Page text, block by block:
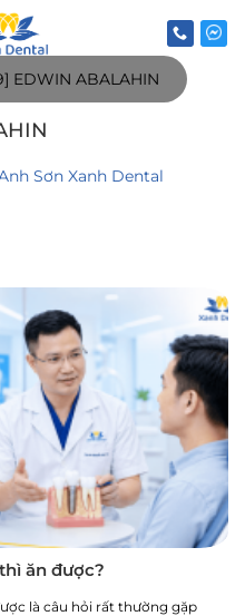
EDWIN ABALAHIN
Sơn Xanh Dental
ăn được?
là câu hỏi rất thường gặp